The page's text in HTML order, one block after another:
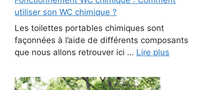
utiliser son WC chimique ?
Les toilettes portables chimiques sont
façonnées à l’aide de différents composants
que nous allons retrouver ici … Lire plus